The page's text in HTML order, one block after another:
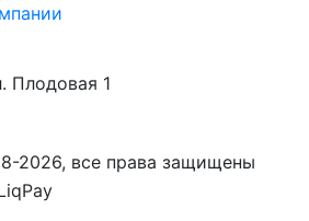
Плодовая 1
2026, все права защищены